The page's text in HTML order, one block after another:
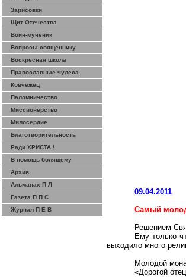
Зарисовки
Щит Отечества
Воин-мученик
Вопросы священнику
Воскресная школа
Православные чудеса
Ковчежец
Паломничество
Миссионерство
Милосердие
Благотворительность
Ради ХРИСТА !
В помощь болящему
Архив
Альманах П Л
Газета П П С
Журнал П Е В
09.04.2011
Самый
Решением
Ему только
выходило много
Молодой
«Дорогой